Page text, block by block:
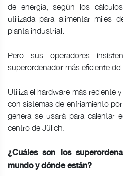
de energía, según los
utilizada para alimentar miles
planta industrial.
Pero sus operadores
superordenador más eficiente
Utiliza el hardware más reciente
con sistemas de enfriamiento
genera se usará para calentar
centro de Jülich.
¿Cuáles son los
mundo y dónde están?